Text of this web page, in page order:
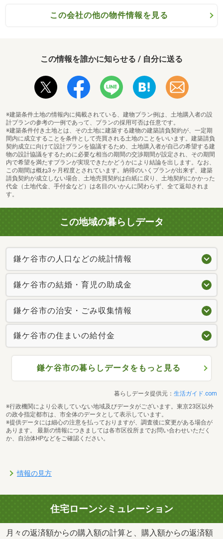
◇当日・明日以降でネットから見学希望のお客様は、赤ボ
料）」からどうぞ
この会社の他の物件情報を見る
この情報を誰かに知らせる / 自分に送る
※建築条件土地の情報内に掲載されている、建物プラン例は、土地購入者の設
計プランの参考の一例であって、プランの採用可否は任意です。
※建築条件付き土地とは、その土地に建築する建物の建築請負契約が、一定期
間内に成立することを条件として売買される土地のことをいいます。建築請負
契約成立に向けて設計プランを協議するため、土地購入者が自己の希望する建
物の設計協議をするために必要な相当の期間の交渉期間が設定され、その期間
内で希望を満たすプランが実現できたかどうかにより結論を出します。なお、
この期間は概ね3ヶ月程度とされています。納得のいくプランが出来ず、建築
請負契約が成立しない場合、土地売買契約は白紙に戻り、土地契約にかかった
代金（土地代金、手付金など）は名目のいかんに関わらず、全て返却されま
す。
この地域の暮らしデータ
鎌ケ谷市の人口などの統計情報
鎌ケ谷市の結婚・育児の助成金
鎌ケ谷市の治安・ごみ収集情報
鎌ケ谷市の住まいの給付金
鎌ケ谷市の暮らしデータをもっと見る
暮らしデータ提供元： 生活ガイド.com
※行政機関により公表していない地域及びデータがございます。東京23区以外
の政令指定都市は、市全体のデータとして表示しています。
※提供データには細心の注意を払っておりますが、調査後に変更がある場合が
あります。 最新の情報につきましては各市区役所までお問い合わせいただく
か、自治体HPなどをご確認ください。
情報の見方
住宅ローンシミュレーション
月々の返済額からの購入額の計算と、購入額からの返済額